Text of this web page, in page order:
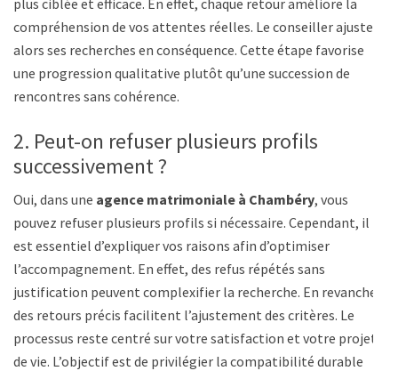
compréhension de vos attentes réelles. Le conseiller ajuste
alors ses recherches en conséquence. Cette étape favorise
une progression qualitative plutôt qu’une succession de
rencontres sans cohérence.
2. Peut-on refuser plusieurs profils
successivement ?
Oui, dans une agence matrimoniale à Chambéry, vous
pouvez refuser plusieurs profils si nécessaire. Cependant, il
est essentiel d’expliquer vos raisons afin d’optimiser
l’accompagnement. En effet, des refus répétés sans
justification peuvent complexifier la recherche. En revanche,
des retours précis facilitent l’ajustement des critères. Le
processus reste centré sur votre satisfaction et votre projet
de vie. L’objectif est de privilégier la compatibilité durable